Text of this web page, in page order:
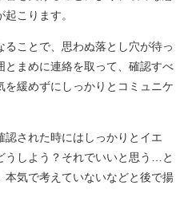
こります。
ることで、思わぬ落とし穴が待っ
とまめに連絡を取って、確認すべ
を緩めずにしっかりとコミュニケ
認された時にはしっかりとイエ
うしよう？それでいいと思う…と
本気で考えていないなどと後で揚